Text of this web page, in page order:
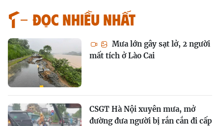
Đọc nhiều nhất
Mưa lớn gây sạt lở, 2 người
mất tích ở Lào Cai
CSGT Hà Nội xuyên mưa, mở
đường đưa người bị rắn cắn đi cấp